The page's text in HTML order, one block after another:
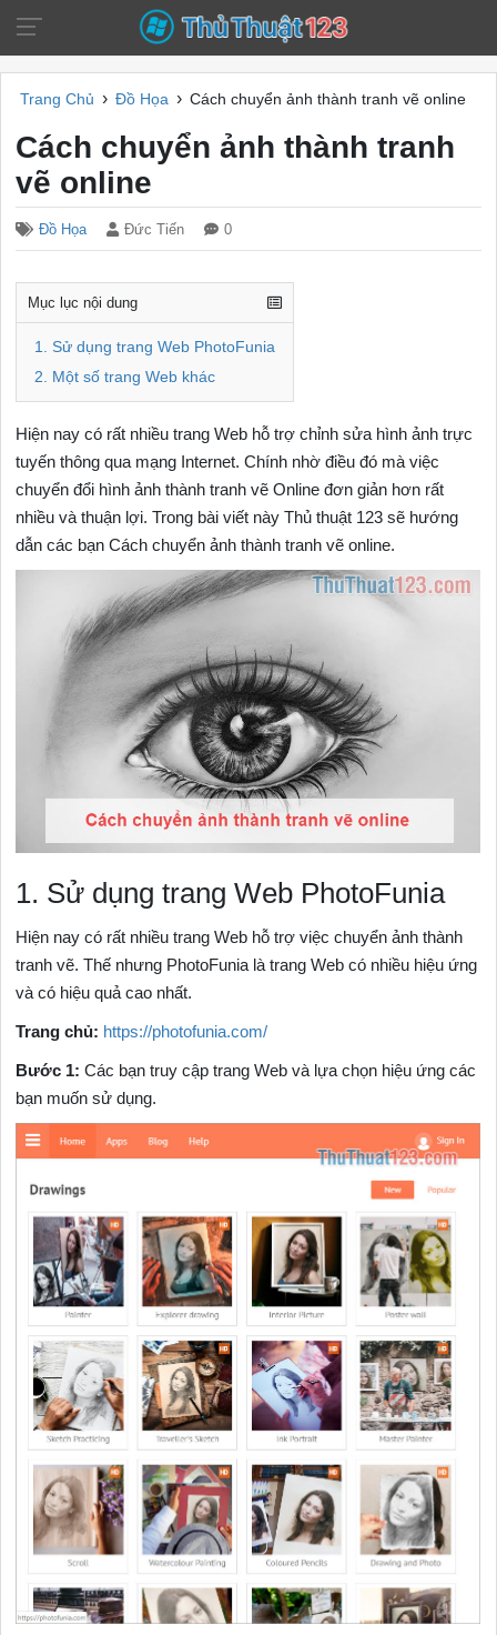
Trang Chủ › Đồ Họa › Cách chuyển ảnh thành tranh vẽ online
Cách chuyển ảnh thành tranh
vẽ online
Đồ Họa Đức Tiến 0
Mục lục nội dung
1. Sử dụng trang Web PhotoFunia
2. Một số trang Web khác
Hiện nay có rất nhiều trang Web hỗ trợ chỉnh sửa hình ảnh trực
tuyến thông qua mạng Internet. Chính nhờ điều đó mà việc
chuyển đổi hình ảnh thành tranh vẽ Online đơn giản hơn rất
nhiều và thuận lợi. Trong bài viết này Thủ thuật 123 sẽ hướng
dẫn các bạn Cách chuyển ảnh thành tranh vẽ online.
1. Sử dụng trang Web PhotoFunia
Hiện nay có rất nhiều trang Web hỗ trợ việc chuyển ảnh thành
tranh vẽ. Thế nhưng PhotoFunia là trang Web có nhiều hiệu ứng
và có hiệu quả cao nhất.
Trang chủ: https://photofunia.com/
Bước 1: Các bạn truy cập trang Web và lựa chọn hiệu ứng các
bạn muốn sử dụng.